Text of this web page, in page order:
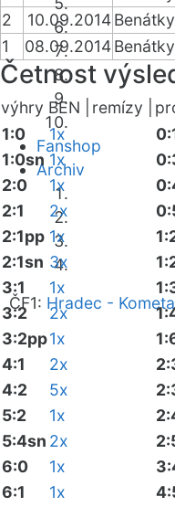
Fanshop
Archiv
ČF1: Hradec -
2
10.09.2014
1
08.09.2014
Četnost
výhry BEN | remízy |
1:0
1x
1:0sn 1x
2:0
1x
2:1
2x
2:1pp 1x
2:1sn 3x
3:1
1x
3:2
2x
3:2pp1x
4:1
2x
4:2
5x
5:2
1x
5:4sn 2x
6:0
1x
6:1
1x